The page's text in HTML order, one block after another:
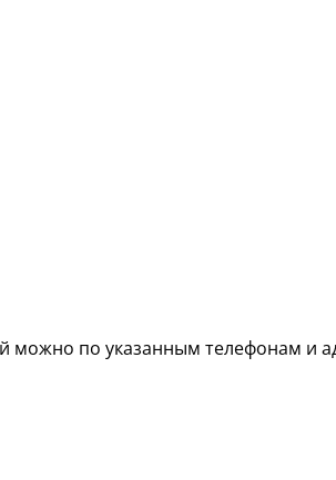
можно по указанным телефонам и